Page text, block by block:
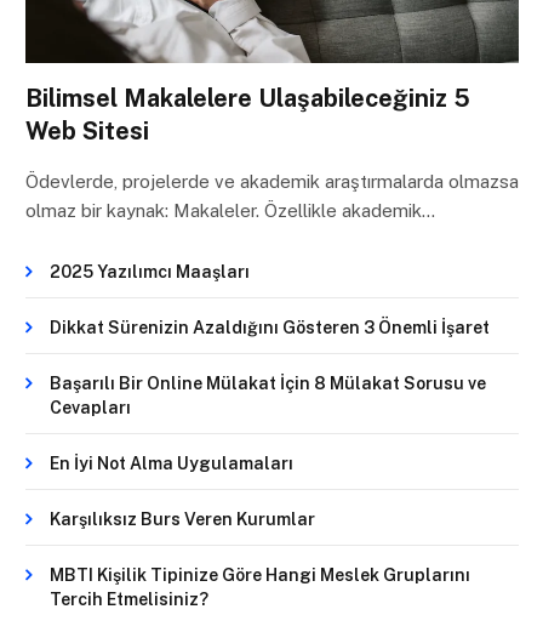
Bilimsel Makalelere Ulaşabileceğiniz 5
Web Sitesi
Ödevlerde, projelerde ve akademik araştırmalarda olmazsa
olmaz bir kaynak: Makaleler. Özellikle akademik…
2025 Yazılımcı Maaşları
Dikkat Sürenizin Azaldığını Gösteren 3 Önemli İşaret
Başarılı Bir Online Mülakat İçin 8 Mülakat Sorusu ve
Cevapları
En İyi Not Alma Uygulamaları
Karşılıksız Burs Veren Kurumlar
MBTI Kişilik Tipinize Göre Hangi Meslek Gruplarını
Tercih Etmelisiniz?